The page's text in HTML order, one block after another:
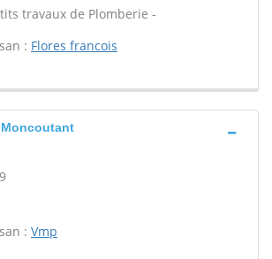
travaux de Plomberie -
: Flores francois
: Vmp